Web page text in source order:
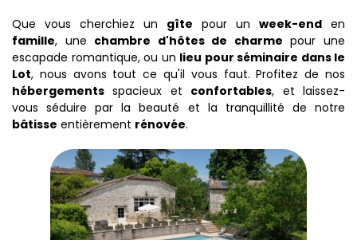
Que vous cherchiez un gîte pour un week-end en
famille, une chambre d'hôtes de charme pour une
escapade romantique, ou un lieu pour séminaire dans le
Lot, nous avons tout ce qu'il vous faut. Profitez de nos
hébergements spacieux et confortables, et laissez-
vous séduire par la beauté et la tranquillité de notre
bâtisse entièrement rénovée.